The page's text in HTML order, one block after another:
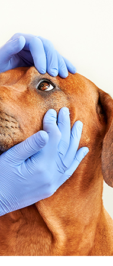
オンライン購入